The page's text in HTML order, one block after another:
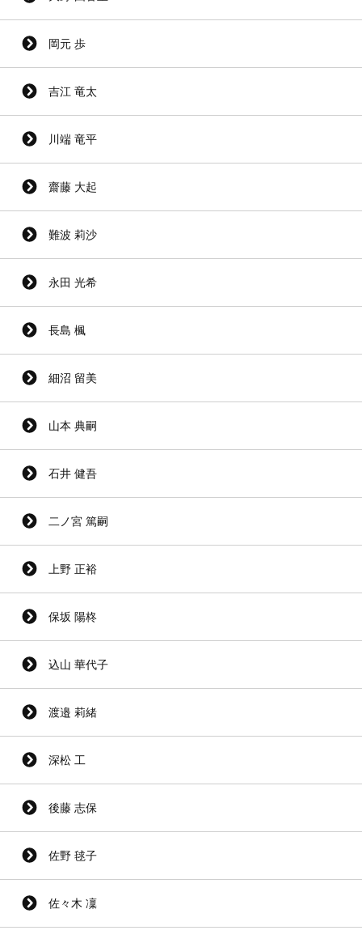
岡元 歩
吉江 竜太
川端 竜平
齋藤 大起
難波 莉沙
永田 光希
長島 楓
細沼 留美
山本 典嗣
石井 健吾
二ノ宮 篤嗣
上野 正裕
保坂 陽柊
込山 華代子
渡邉 莉緒
深松 工
後藤 志保
佐野 毬子
佐々木 凜